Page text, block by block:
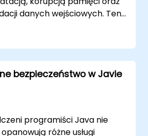
koncepcje bezpieczeństwa
dotyczące dalszej
danych wejściowych. Ten
bufora, użycie po
after-free), przepełnienie
i nieprawidłowe przypisanie
stosują wytyczne
oraz techniki
punkty, wymuszać
bezpieczeństwo w Javie
programiści Java nie
różne usługi